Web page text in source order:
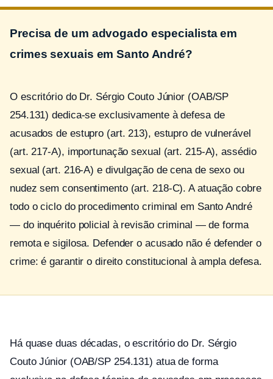
Precisa de um advogado especialista em
crimes sexuais em Santo André?
O escritório do Dr. Sérgio Couto Júnior (OAB/SP
254.131) dedica-se exclusivamente à defesa de
acusados de estupro (art. 213), estupro de vulnerável
(art. 217-A), importunação sexual (art. 215-A), assédio
sexual (art. 216-A) e divulgação de cena de sexo ou
nudez sem consentimento (art. 218-C). A atuação cobre
todo o ciclo do procedimento criminal em Santo André
— do inquérito policial à revisão criminal — de forma
remota e sigilosa. Defender o acusado não é defender o
crime: é garantir o direito constitucional à ampla defesa.
Há quase duas décadas, o escritório do Dr. Sérgio
Couto Júnior (OAB/SP 254.131) atua de forma